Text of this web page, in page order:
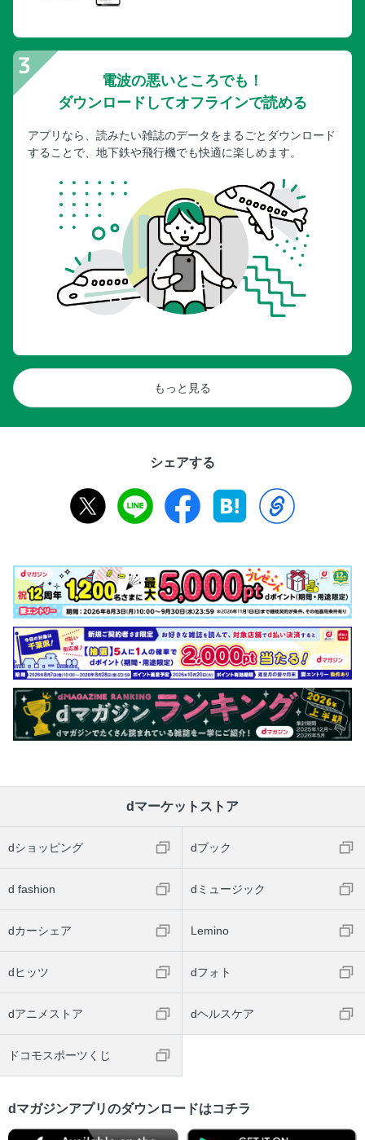
電波の悪いところでも！
ダウンロードしてオフラインで読める
アプリなら、読みたい雑誌のデータをまるごとダウンロード
することで、地下鉄や飛行機でも快適に楽しめます。
もっと見る
シェアする
dマーケットストア
dショッピング dブック
d fashion dミュージック
dカーシェア Lemino
dヒッツ dフォト
dアニメストア dヘルスケア
ドコモスポーツくじ
dマガジンアプリのダウンロードはコチラ